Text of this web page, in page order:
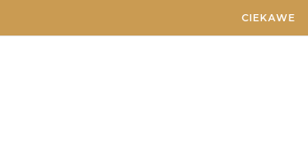
CIEKAWE